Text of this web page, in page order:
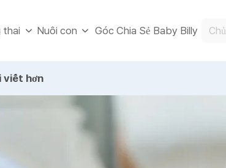
thai Nuôi con Góc Chia Sẻ Baby Billy
viết hơn